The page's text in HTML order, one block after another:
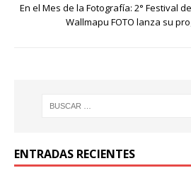
En el Mes de la Fotografía: 2° Festival
Wallmapu FOTO lanza su
ENTRADAS RECIENTES